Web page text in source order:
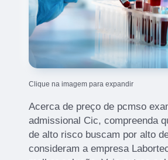
Clique na imagem para expandir
Acerca de preço de pcmso
admissional Cic, compreenda
de alto risco buscam por alto
consideram a empresa